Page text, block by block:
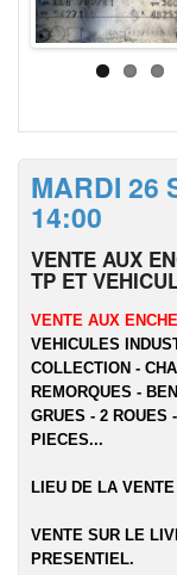
MARDI 26
14:00
VENTE AUX
TP ET
VENTE AUX
VEHICULES
COLLECTION -
REMORQUES -
GRUES - 2 ROUES
PIECES...
LIEU DE LA
VENTE SUR LE
PRESENTIEL.